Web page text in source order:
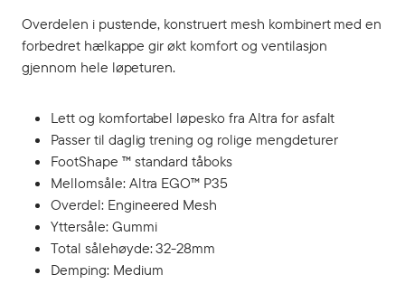
Overdelen i pustende, konstruert mesh kombinert med en
forbedret hælkappe gir økt komfort og ventilasjon
gjennom hele løpeturen.
Lett og komfortabel løpesko fra Altra for asfalt
Passer til daglig trening og rolige mengdeturer
FootShape ™ standard tåboks
Mellomsåle: Altra EGO™ P35
Overdel: Engineered Mesh
Yttersåle: Gummi
Total sålehøyde: 32-28mm
Demping: Medium